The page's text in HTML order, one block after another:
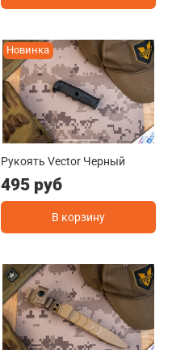
Новинка
Рукоять Vector Черный
495 руб
В корзину